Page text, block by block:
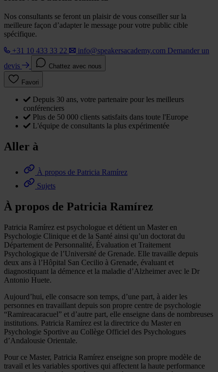
Nos consultants se feront un plaisir de vous conseiller sur la
meilleure façon d’adapter le message pour votre public cible
spécifique.
+31 10 433 33 22
info@speakersacademy.com Demander un
devis
Chattez avec nous
Favori
Depuis 30 ans, votre partenaire pour les meilleurs
conférenciers
Plus de 50 000 clients satisfaits dans toute l'Europe
L'équipe de consultants la plus expérimentée
Aller à
À propos de Patricia Ramírez
Sujets
À propos de Patricia Ramírez
Patricia Ramírez est psychologue et détient un Master en
Psychologie Clinique et de la Santé ainsi qu’un doctorat du
Département de Personnalité, Évaluation et Traitement
Psychologique de l’Université de Grenade. Elle travaille depuis
deux ans à l’Hôpital San Cecilio à Grenade, évaluant et
diagnostiquant la démence et la maladie d’Alzheimer avec le Dr
Antonio Huete.
Aujourd’hui, elle consacre son temps, d’une part, à aider les
personnes en travaillant depuis son propre centre de psychologie
“Ramireacaracuel” et d’autre part, elle enseigne dans de nombreuses
institutions. Patricia Ramírez est la directrice du Master en
Psychologie Sportive au Collège Officiel des Psychologues
d’Andalousie Orientale.
Pour ce Master, Patricia Ramírez enseigne son propre modèle de
travail et les variables sportives qui affectent la haute performance